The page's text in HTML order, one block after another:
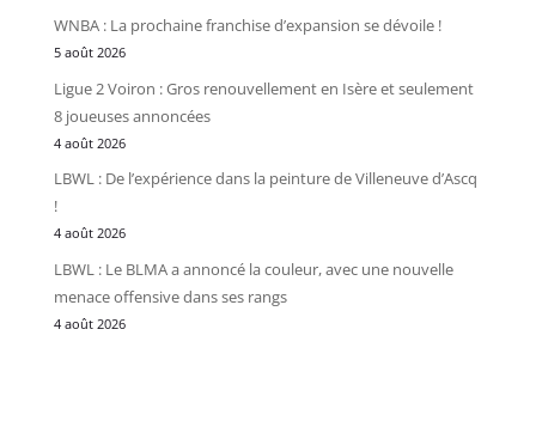
WNBA : La prochaine franchise d’expansion se dévoile !
5 août 2026
Ligue 2 Voiron : Gros renouvellement en Isère et seulement
8 joueuses annoncées
4 août 2026
LBWL : De l’expérience dans la peinture de Villeneuve d’Ascq
!
4 août 2026
LBWL : Le BLMA a annoncé la couleur, avec une nouvelle
menace offensive dans ses rangs
4 août 2026